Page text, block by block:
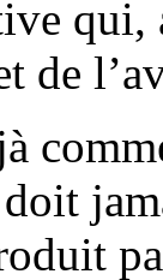
de